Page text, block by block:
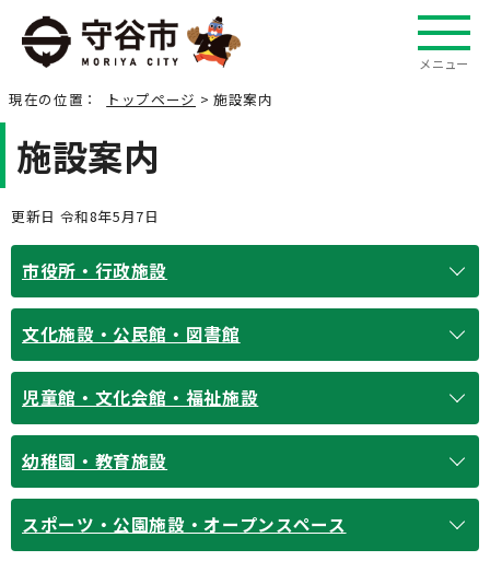
メニュー
現在の位置： トップページ > 施設案内
施設案内
更新日 令和8年5月7日
市役所・行政施設
文化施設・公民館・図書館
児童館・文化会館・福祉施設
幼稚園・教育施設
スポーツ・公園施設・オープンスペース